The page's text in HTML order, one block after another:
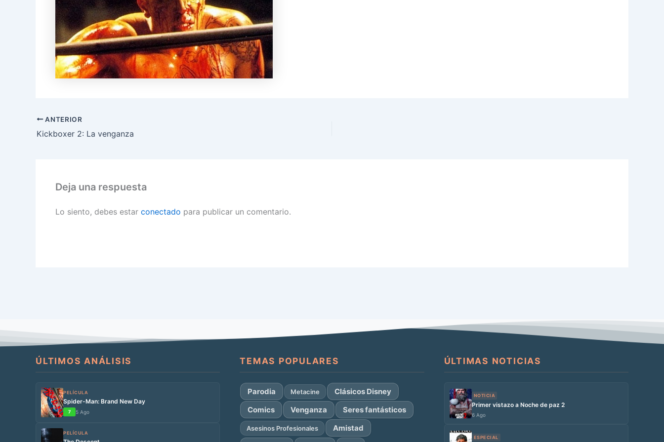
ANTERIOR
Kickboxer 2: La venganza
Deja una respuesta
Lo siento, debes estar conectado para publicar un comentario.
ÚLTIMOS ANÁLISIS
PELÍCULA
Spider-Man: Brand New Day
7 5 Ago
PELÍCULA
TEMAS POPULARES
Parodia Metacine
Clásicos Disney
Comics
Venganza Seres fantásticos
Asesinos Profesionales
Amistad
ÚLTIMAS NOTICIAS
NOTICIA
Primer vistazo a Noche de paz 2
6 Ago
ESPECIAL